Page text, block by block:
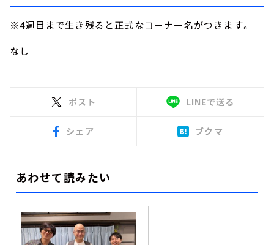
※4週目まで生き残ると正式なコーナー名がつきます。
なし
ポスト LINEで送る
シェア ブクマ
あわせて読みたい